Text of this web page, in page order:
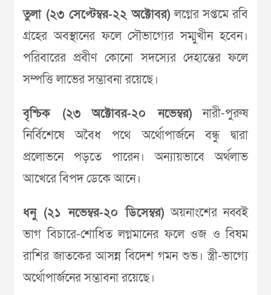
তুলা (২৩ সেপ্টেম্বর-২২ অক্টোবর) লগ্নের সপ্তমে রবি
গ্রহের অবস্থানের ফলে সৌভাগ্যের সম্মুখীন হবেন।
পরিবারের প্রবীণ কোনো সদস্যের দেহান্তের ফলে
সম্পত্তি লাভের সম্ভাবনা রয়েছে।
বৃশ্চিক (২৩ অক্টোবর-২০ নভেম্বর) নারী-পুরুষ
নির্বিশেষে অবৈধ পথে অর্থোপার্জনে বন্ধু দ্বারা
প্রলোভনে পড়তে পারেন। অন্যায়ভাবে অর্থলাভ
আখেরে বিপদ ডেকে আনে।
ধনু (২১ নভেম্বর-২০ ডিসেম্বর) অয়নাংশের নব্বই
ভাগ বিচারে-শোধিত লগ্নমানের ফলে ওজ ও বিষম
রাশির জাতকের আসন্ন বিদেশ গমন শুভ। স্ত্রী-ভাগ্যে
অর্থোপার্জনের সম্ভাবনা রয়েছে।